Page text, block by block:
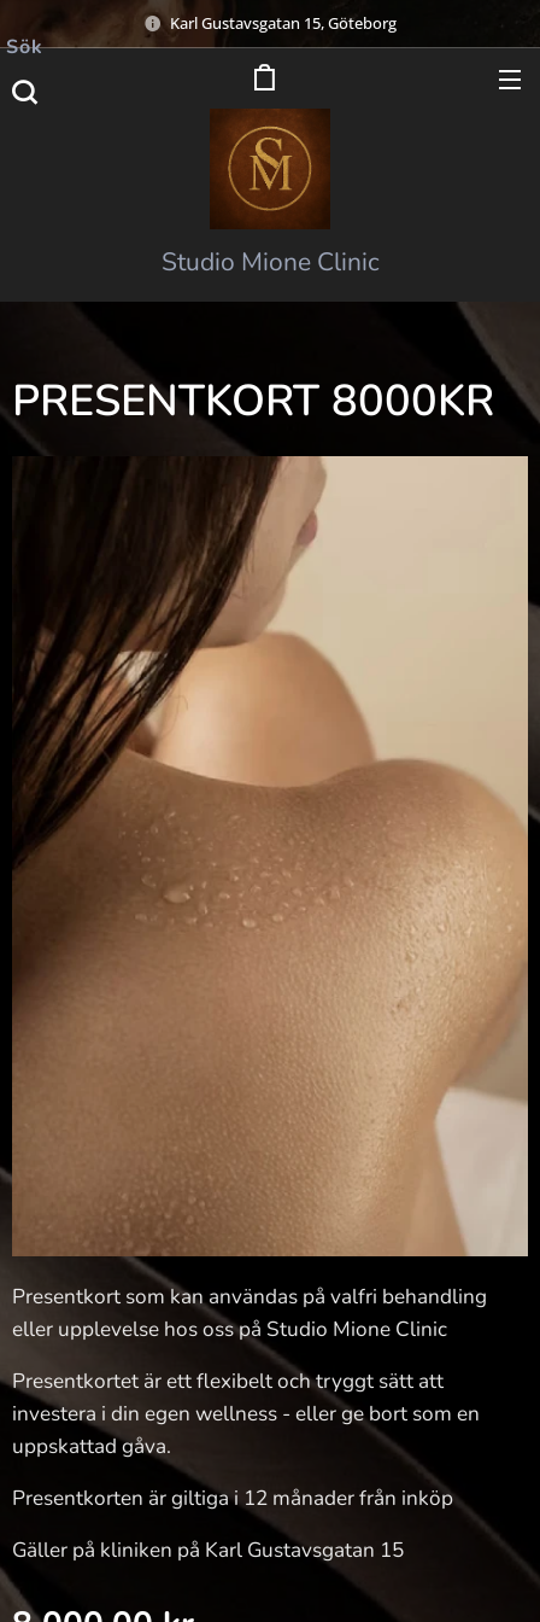
Karl Gustavsgatan 15, Göteborg
Studio Mione Clinic
Sök
PRESENTKORT 8000KR
Presentkort som kan användas på valfri behandling
eller upplevelse hos oss på Studio Mione Clinic
Presentkortet är ett flexibelt och tryggt sätt att
investera i din egen wellness - eller ge bort som en
uppskattad gåva.
Presentkorten är giltiga i 12 månader från inköp
Gäller på kliniken på Karl Gustavsgatan 15